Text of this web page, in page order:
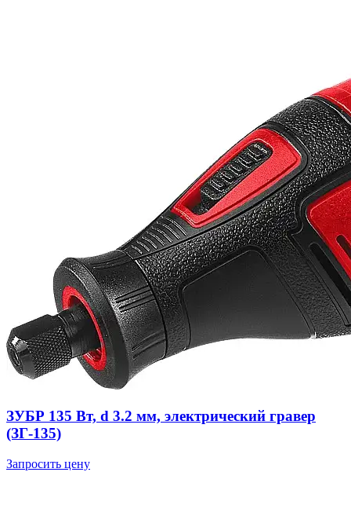
ЗУБР 135 Вт, d 3.2 мм, электрический гравер
(ЗГ-135)
Запросить цену